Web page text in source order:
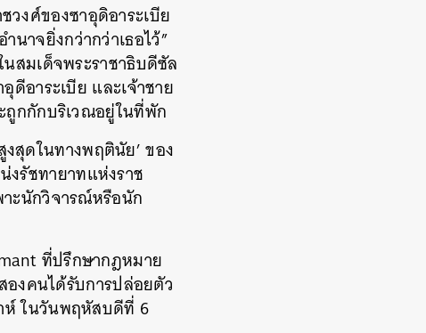
วงศ์ของซาอุดิอาระเบีย
าจยิ่งกว่ากว่าเธอไว้”
สมเด็จพระราชาธิบดีซัล
อาระเบีย และเจ้าชาย
ถูกกักบริเวณอยู่ในที่พัก
สุดในทางพฤตินัย’ ของ
งรัชทายาทแห่งราช
าะนักวิจารณ์หรือนัก
ที่ปรึกษากฎหมาย
องคนได้รับการปล่อยตัว
ห์ ในวันพฤหัสบดีที่ 6